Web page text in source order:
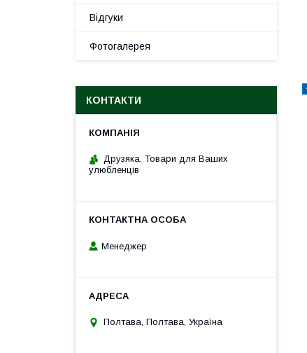
Відгуки
Фотогалерея
КОНТАКТИ
Друзяка. Товари для Ваших
улюбленців
Менеджер
Полтава, Полтава, Україна